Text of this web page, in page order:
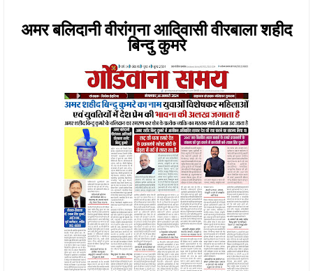
अमर बलिदानी वीरांगना आदिवासी वीरबाला शहीद
बिन्दु कुमरे